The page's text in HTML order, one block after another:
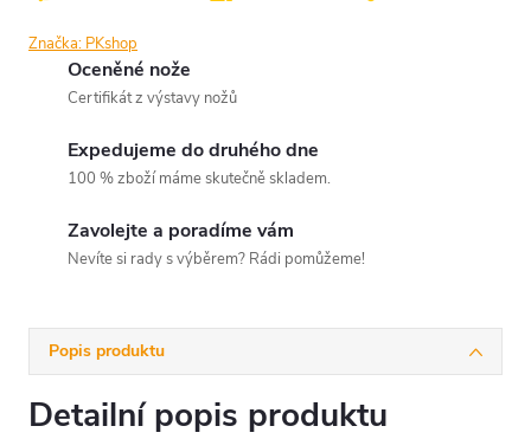
Značka: PKshop
Oceněné nože
Certifikát z výstavy nožů
Expedujeme do druhého dne
100 % zboží máme skutečně skladem.
Zavolejte a poradíme vám
Nevíte si rady s výběrem? Rádi pomůžeme!
Popis produktu
Detailní popis produktu